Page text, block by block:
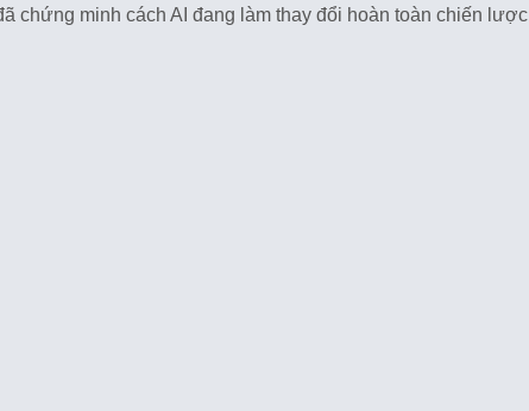
chứng minh cách AI đang làm thay đổi hoàn toàn chiến lược